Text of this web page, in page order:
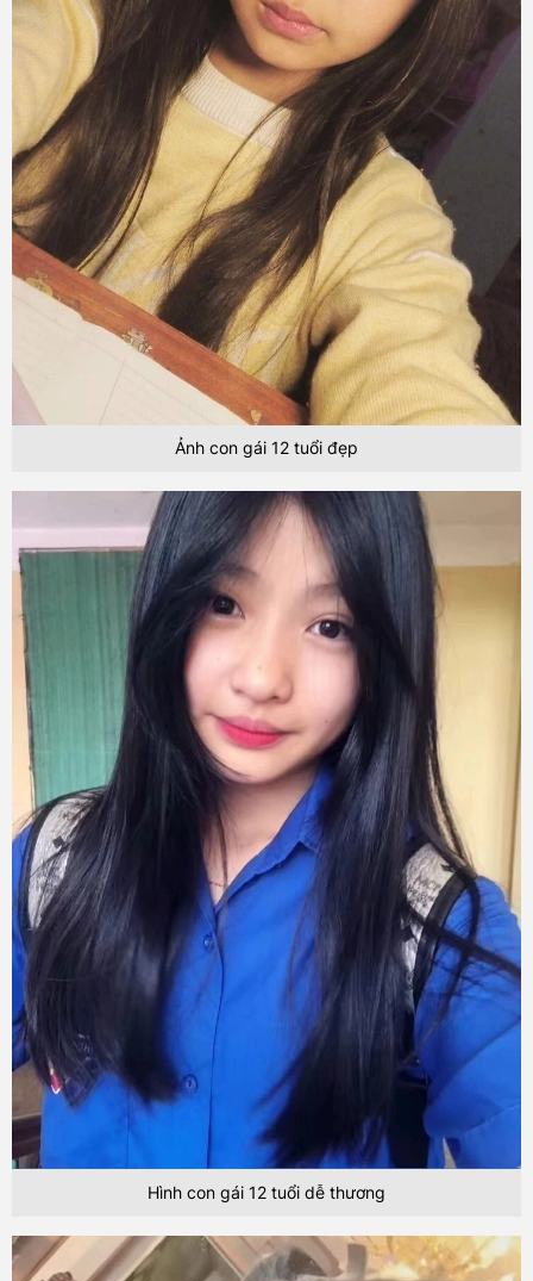
Ảnh con gái 12 tuổi đẹp
Hình con gái 12 tuổi dễ thương